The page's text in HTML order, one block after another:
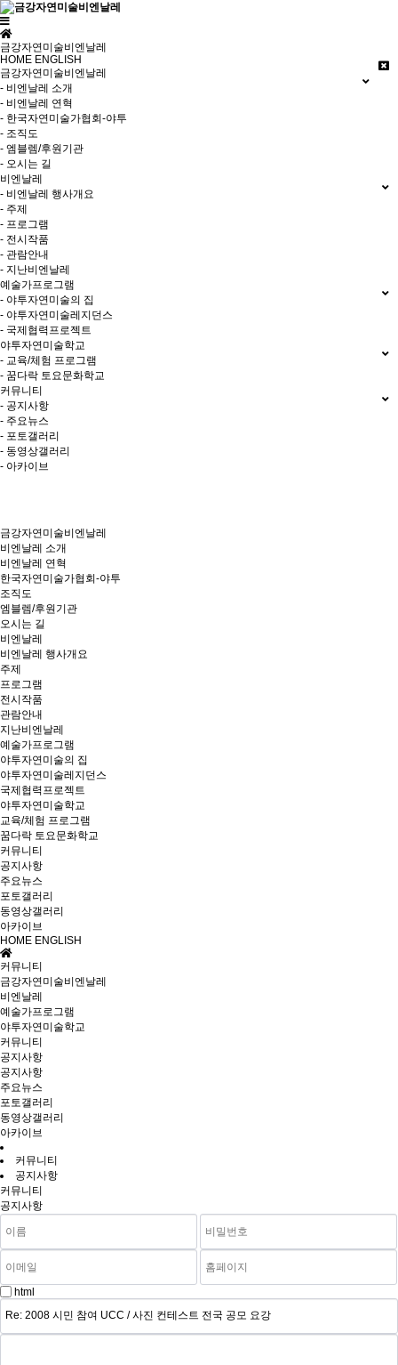
금강자연미술비엔날레
HOME ENGLISH
금강자연미술비엔날레
- 비엔날레 소개
- 비엔날레 연혁
- 한국자연미술가협회-야투
- 조직도
- 엠블렘/후원기관
- 오시는 길
비엔날레
- 비엔날레 행사개요
- 주제
- 프로그램
- 전시작품
- 관람안내
- 지난비엔날레
예술가프로그램
- 야투자연미술의 집
- 야투자연미술레지던스
- 국제협력프로젝트
야투자연미술학교
- 교육/체험 프로그램
- 꿈다락 토요문화학교
커뮤니티
- 공지사항
- 주요뉴스
- 포토갤러리
- 동영상갤러리
- 아카이브
금강자연미술비엔날레
비엔날레 소개
비엔날레 연혁
한국자연미술가협회-야투
조직도
엠블렘/후원기관
오시는 길
비엔날레
비엔날레 행사개요
주제
프로그램
전시작품
관람안내
지난비엔날레
예술가프로그램
야투자연미술의 집
야투자연미술레지던스
국제협력프로젝트
야투자연미술학교
교육/체험 프로그램
꿈다락 토요문화학교
커뮤니티
공지사항
주요뉴스
포토갤러리
동영상갤러리
아카이브
HOME ENGLISH
커뮤니티
금강자연미술비엔날레
비엔날레
예술가프로그램
야투자연미술학교
커뮤니티
공지사항
공지사항
주요뉴스
포토갤러리
동영상갤러리
아카이브
커뮤니티
공지사항
커뮤니티
공지사항
html